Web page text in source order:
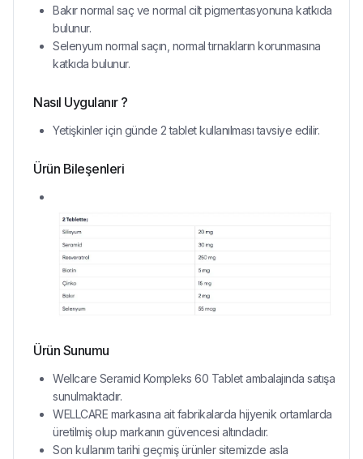
Bakır normal saç ve normal cilt pigmentasyonuna katkıda
bulunur.
Selenyum normal saçın, normal tırnakların korunmasına
katkıda bulunur.
Nasıl Uygulanır ?
Yetişkinler için günde 2 tablet kullanılması tavsiye edilir.
Ürün Bileşenleri
Ürün Sunumu
Wellcare Seramid Kompleks 60 Tablet ambalajında satışa
sunulmaktadır.
WELLCARE markasına ait fabrikalarda hijyenik ortamlarda
üretilmiş olup markanın güvencesi altındadır.
Son kullanım tarihi geçmiş ürünler sitemizde asla